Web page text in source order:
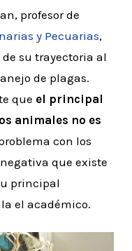
profesor de
y Pecuarias,
su trayectoria al
de plagas.
que el principal
animales no es
con los
que existe
principal
el académico.